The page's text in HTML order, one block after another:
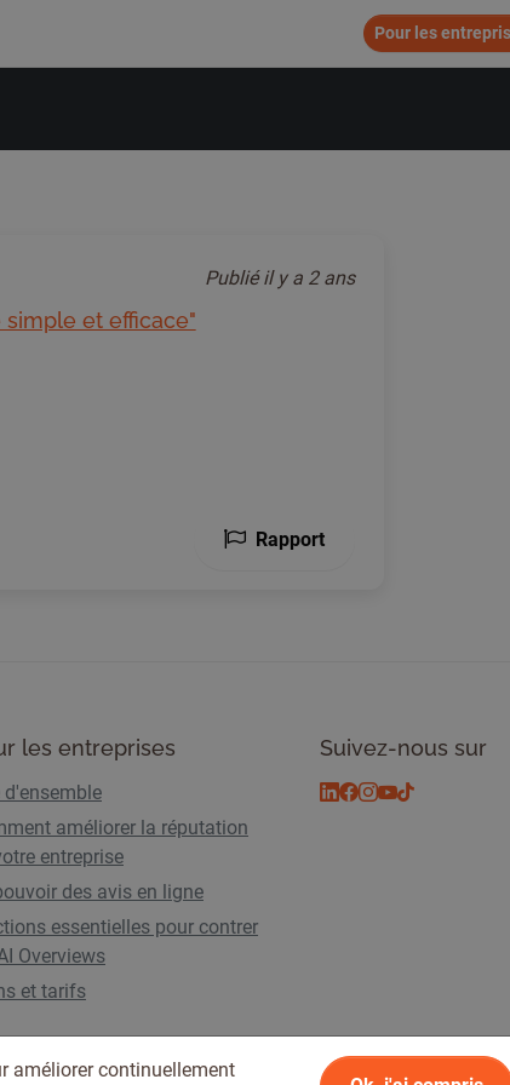
Pour les
Publiéil y a 2 ans
et efficace"
Rapport
les entreprises
d'ensemble
améliorer la réputation
entreprise
des avis en ligne
essentielles pour contrer
Overviews
et tarifs
Suivez-nous sur
améliorer continuellement